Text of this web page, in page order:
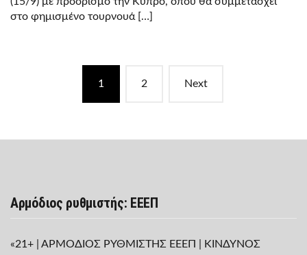
στο φημισμένο τουρνουά […]
navigation
1 2 Next
Αρμόδιος ρυθμιστής: ΕΕΕΠ
«21+ | ΑΡΜΟΔΙΟΣ ΡΥΘΜΙΣΤΗΣ ΕΕΕΠ | ΚΙΝΔΥΝΟΣ